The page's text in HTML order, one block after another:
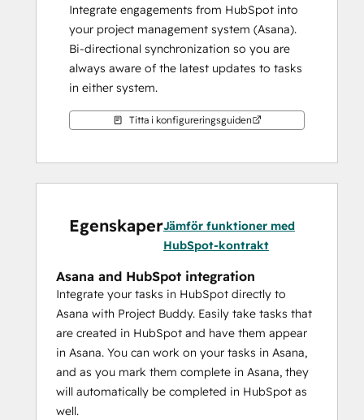
Integrate engagements from HubSpot into
your project management system (Asana).
Bi-directional synchronization so you are
always aware of the latest updates to tasks
in either system.
Titta i konfigureringsguiden
EgenskaperJämför funktioner med
HubSpot-kontrakt
Asana and HubSpot integration
Integrate your tasks in HubSpot directly to
Asana with Project Buddy. Easily take tasks that
are created in HubSpot and have them appear
in Asana. You can work on your tasks in Asana,
and as you mark them complete in Asana, they
will automatically be completed in HubSpot as
well.